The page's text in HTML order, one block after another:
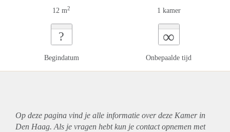
12 m2 1 kamer
?
Begindatum
∞
Onbepaalde tijd
Op deze pagina vind je alle informatie over deze Kamer in
Den Haag. Als je vragen hebt kun je contact opnemen met